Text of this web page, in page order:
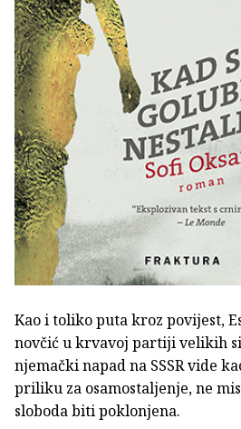
Kao i toliko puta kroz povijest,
novčić u krvavoj partiji velikih
njemački napad na SSSR vide
priliku za osamostaljenje, ne
sloboda biti poklonjena.